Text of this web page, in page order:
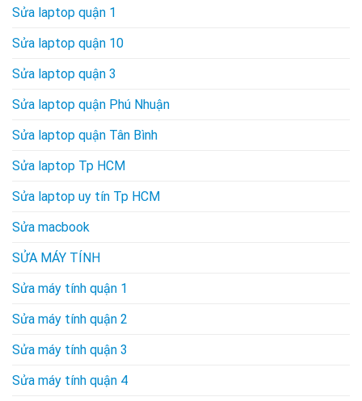
Sửa laptop quận 1
Sửa laptop quận 10
Sửa laptop quận 3
Sửa laptop quận Phú Nhuận
Sửa laptop quận Tân Bình
Sửa laptop Tp HCM
Sửa laptop uy tín Tp HCM
Sửa macbook
SỬA MÁY TÍNH
Sửa máy tính quận 1
Sửa máy tính quận 2
Sửa máy tính quận 3
Sửa máy tính quận 4